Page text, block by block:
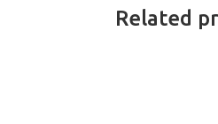
Related